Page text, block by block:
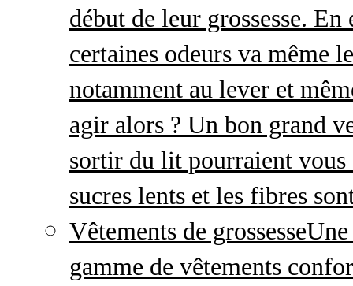
début de leur grossesse.
certaines odeurs va même
notamment au lever et
agir alors ? Un bon grand
sortir du lit pourraient vous
sucres lents et les fibres
Vêtements de grossesseUne
gamme de vêtements